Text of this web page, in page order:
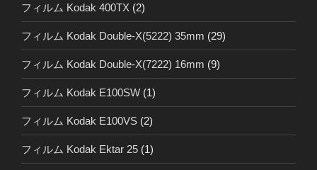
フィルム Kodak 400TX (2)
フィルム Kodak Double-X(5222) 35mm (29)
フィルム Kodak Double-X(7222) 16mm (9)
フィルム Kodak E100SW (1)
フィルム Kodak E100VS (2)
フィルム Kodak Ektar 25 (1)